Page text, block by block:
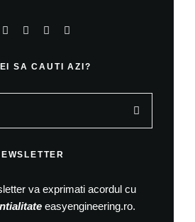
SA CAUTI AZI?
va exprimati acordul cu
easyengineering.ro.